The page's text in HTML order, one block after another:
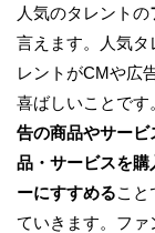
人気のタレントの
言えます。人気タ
レントがCMや広
喜ばしいことです
告の商品やサービ
品・サービスを
ーにすすめること
ていきます。フ